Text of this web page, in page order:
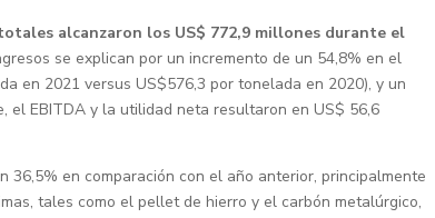
alcanzaron los US$ 772,9 millones durante el
se explican por un incremento de un 54,8% en el
en 2021 versus US$576,3 por tonelada en 2020), y un
el EBITDA y la utilidad neta resultaron en US$ 56,6
36,5% en comparación con el año anterior, principalmente
tales como el pellet de hierro y el carbón metalúrgico,